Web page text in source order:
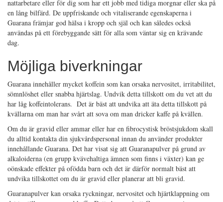
nattarbetare eller för dig som har ett jobb med tidiga morgnar eller ska på
en lång bilfärd. De uppfriskande och vitaliserande egenskaperna i
Guarana främjar god hälsa i kropp och själ och kan således också
användas på ett förebyggande sätt för alla som väntar sig en krävande
dag.
Möjliga biverkningar
Guarana innehåller mycket koffein som kan orsaka nervositet, irritabilitet,
sömnlöshet eller snabba hjärtslag. Undvik detta tillskott om du vet att du
har låg koffeintolerans. Det är bäst att undvika att äta detta tillskott på
kvällarna om man har svårt att sova om man dricker kaffe på kvällen.
Om du är gravid eller ammar eller har en fibrocystisk bröstsjukdom skall
du alltid kontakta din sjukvårdspersonal innan du använder produkter
innehållande Guarana. Det har visat sig att Guaranapulver på grund av
alkaloiderna (en grupp kvävehaltiga ämnen som finns i växter) kan ge
oönskade effekter på ofödda barn och det är därför normalt bäst att
undvika tillskottet om du är gravid eller planerar att bli gravid.
Guaranapulver kan orsaka ryckningar, nervositet och hjärtklappning om